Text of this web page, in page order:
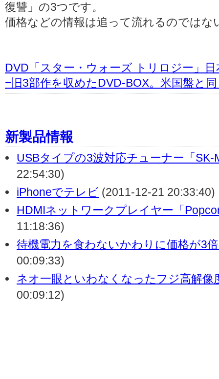
復讐」の3つです。
価格などの情報は追って流れるのではな
DVD「スター・ウォーズ トリロジー」
−旧3部作を収めたDVD-BOX。米国盤と
新製品情報
USBタイプの3波対応チューナー「SK-
22:54:30)
iPhoneでテレビ (2011-12-21 20:33:40)
HDMIネットワークプレイヤー「
11:18:36)
待機電力を食わないかわりに価格が3
00:09:33)
ネオ一眼といわなくなったフジ高解像
00:09:12)